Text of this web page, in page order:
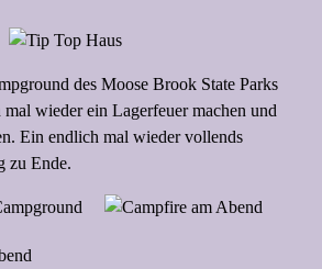
des Moose Brook State Parks
wieder ein Lagerfeuer machen und
Ein endlich mal wieder vollends
zu Ende.